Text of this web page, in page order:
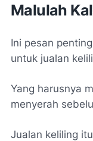
Malulah
Ini pesan
untuk jualan
Yang harusnya
menyerah
Jualan keliling